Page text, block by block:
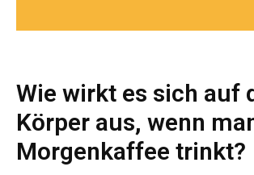
Wie wirkt es sich auf
Körper aus, wenn
Morgenkaffee trinkt?